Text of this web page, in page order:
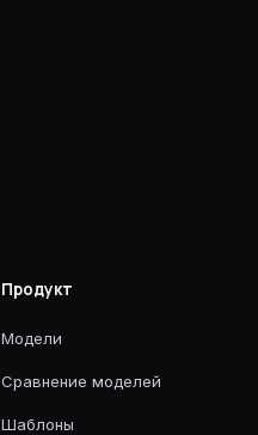
Продукт
Модели
Сравнение моделей
Шаблоны